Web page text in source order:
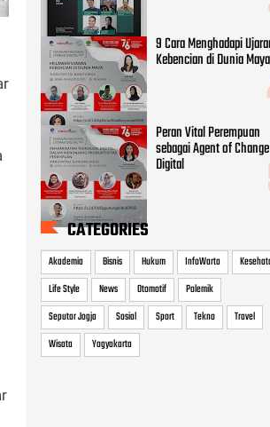
9 Cara Menghadapi
Kebencian di Dunia Maya
Peran Vital Perempuan
sebagai Agent of
Digital
CATEGORIES
Akademia Bisnis Hukum InfoWarta
Life Style
News Otomotif
Polemik
Seputar Jogja
Sosial Sport Tekno
Travel
Wisata
Yogyakarta